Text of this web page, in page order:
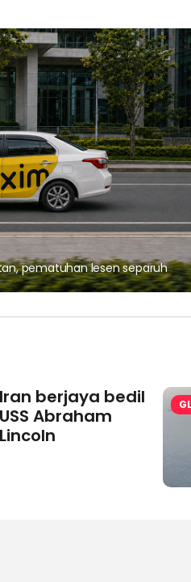
pematuhan lesen separuh
Iran berjaya bedil
USS Abraham
Lincoln